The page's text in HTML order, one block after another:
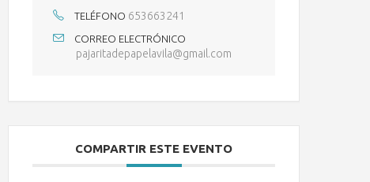
TELÉFONO 653663241
CORREO ELECTRÓNICO
pajaritadepapelavila@gmail.com
COMPARTIR ESTE EVENTO